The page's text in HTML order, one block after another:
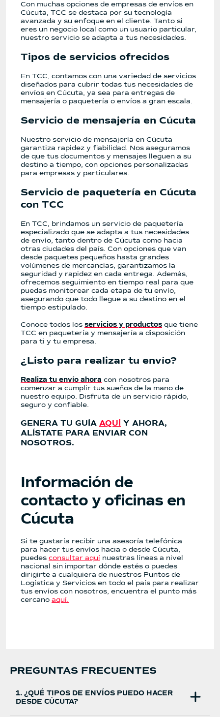
Con muchas opciones de empresas de envíos en
Cúcuta, TCC se destaca por su tecnología
avanzada y su enfoque en el cliente. Tanto si
eres un negocio local como un usuario particular,
nuestro servicio se adapta a tus necesidades.
Tipos de servicios ofrecidos
En TCC, contamos con una variedad de servicios
diseñados para cubrir todas tus necesidades de
envíos en Cúcuta, ya sea para entregas de
mensajería o paquetería o envíos a gran escala.
Servicio de mensajería en Cúcuta
Nuestro servicio de mensajería en Cúcuta
garantiza rapidez y fiabilidad. Nos aseguramos
de que tus documentos y mensajes lleguen a su
destino a tiempo, con opciones personalizadas
para empresas y particulares.
Servicio de paquetería en Cúcuta
con TCC
En TCC, brindamos un servicio de paquetería
especializado que se adapta a tus necesidades
de envío, tanto dentro de Cúcuta como hacia
otras ciudades del país. Con opciones que van
desde paquetes pequeños hasta grandes
volúmenes de mercancías, garantizamos la
seguridad y rapidez en cada entrega. Además,
ofrecemos seguimiento en tiempo real para que
puedas monitorear cada etapa de tu envío,
asegurando que todo llegue a su destino en el
tiempo estipulado.
Conoce todos los servicios y productos que tiene
TCC en paquetería y mensajería a disposición
para ti y tu empresa.
¿Listo para realizar tu envío?
Realiza tu envío ahora con nosotros para
comenzar a cumplir tus sueños de la mano de
nuestro equipo. Disfruta de un servicio rápido,
seguro y confiable.
GENERA TU GUÍA AQUÍ
Y AHORA,
ALÍSTATE PARA ENVIAR CON
NOSOTROS.
Información de
contacto y oficinas en
Cúcuta
Si te gustaría recibir una asesoría telefónica
para hacer tus envíos hacia o desde Cúcuta,
puedes consultar aquí nuestras líneas a nivel
nacional sin importar dónde estés o puedes
dirigirte a cualquiera de nuestros Puntos de
Logística y Servicios en todo el país para realizar
tus envíos con nosotros, encuentra el punto más
cercano aquí.
PREGUNTAS FRECUENTES
1. ¿QUÉ TIPOS DE ENVÍOS PUEDO HACER
DESDE CÚCUTA?